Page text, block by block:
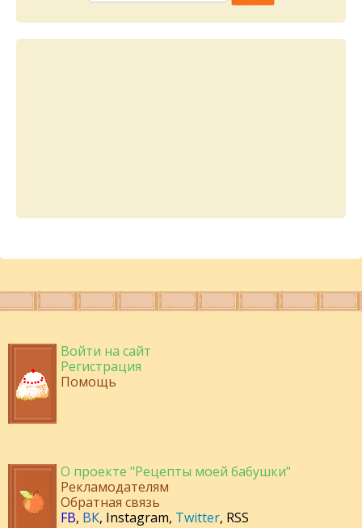
Войти на сайт
Регистрация
Помощь
О проекте "Рецепты моей бабушки"
Рекламодателям
Обратная связь
FB, ВК, Instagram, Twitter, RSS